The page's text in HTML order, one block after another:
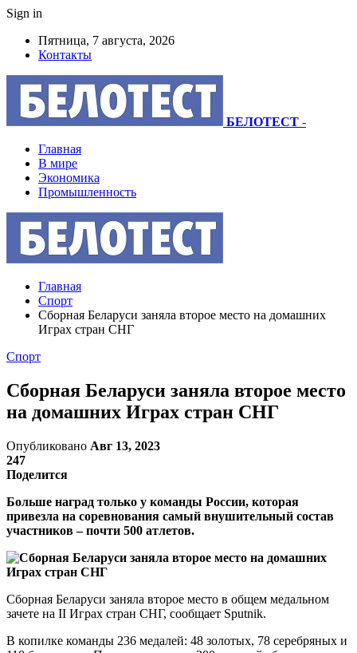
Sign in
Пятница, 7 августа, 2026
Контакты
БЕЛОТЕСТ -
Главная
В мире
Экономика
Промышленность
Главная
Спорт
Сборная Беларуси заняла второе место на домашних
Играх стран СНГ
Спорт
Сборная Беларуси заняла второе место
на домашних Играх стран СНГ
Опубликовано Авг 13, 2023
247
Поделится
Больше наград только у команды России, которая
привезла на соревнования самый внушительный состав
участников – почти 500 атлетов.
Сборная Беларуси заняла второе место в общем медальном
зачете на II Играх стран СНГ, сообщает Sputnik.
В копилке команды 236 медалей: 48 золотых, 78 серебряных и